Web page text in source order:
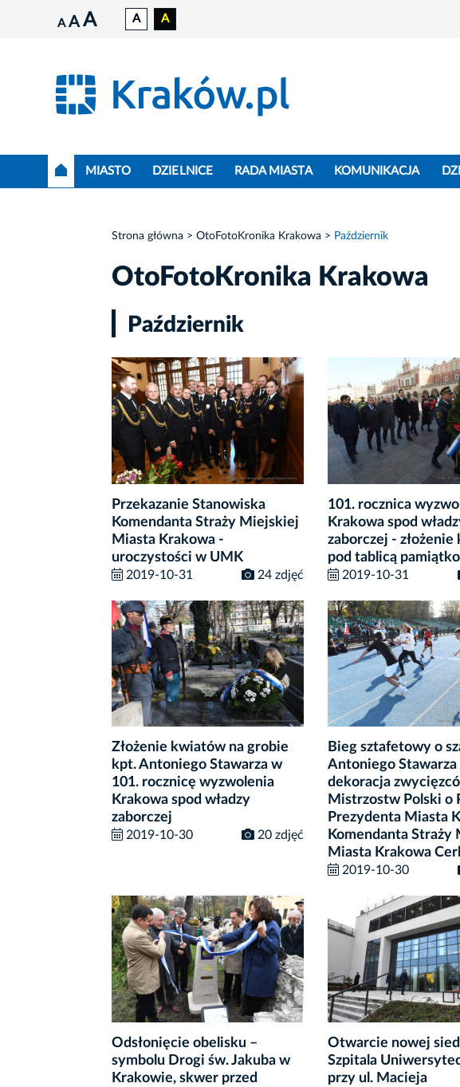
A A A A A
MIASTO DZIELNICE RADA MIASTA KOMUNIKACJA
Strona główna OtoFotoKronika Krakowa Październik
OtoFotoKronika Krakowa
Październik
Przekazanie Stanowiska
Komendanta Straży Miejskiej
Miasta Krakowa -
uroczystości w UMK
2019-10-31 24 zdjęć
101. rocznica
Krakowa spod
zaborczej -
pod tablicą
2019-10-31
Złożenie kwiatów na grobie
kpt. Antoniego Stawarza w
101. rocznicę wyzwolenia
Krakowa spod władzy
zaborczej
2019-10-30 20 zdjęć
Bieg sztafetowy o
Antoniego Stawarza
dekoracja
Mistrzostw Polski o
Prezydenta Miasta
Komendanta Straży
Miasta Krakowa
2019-10-30
Odsłonięcie obelisku –
symbolu Drogi św. Jakuba w
Krakowie, skwer przed
Otwarcie nowej
Szpitala
przy ul. Macieja